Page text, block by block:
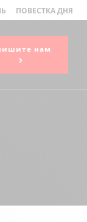
ПОВЕСТКА ДНЯ
нам